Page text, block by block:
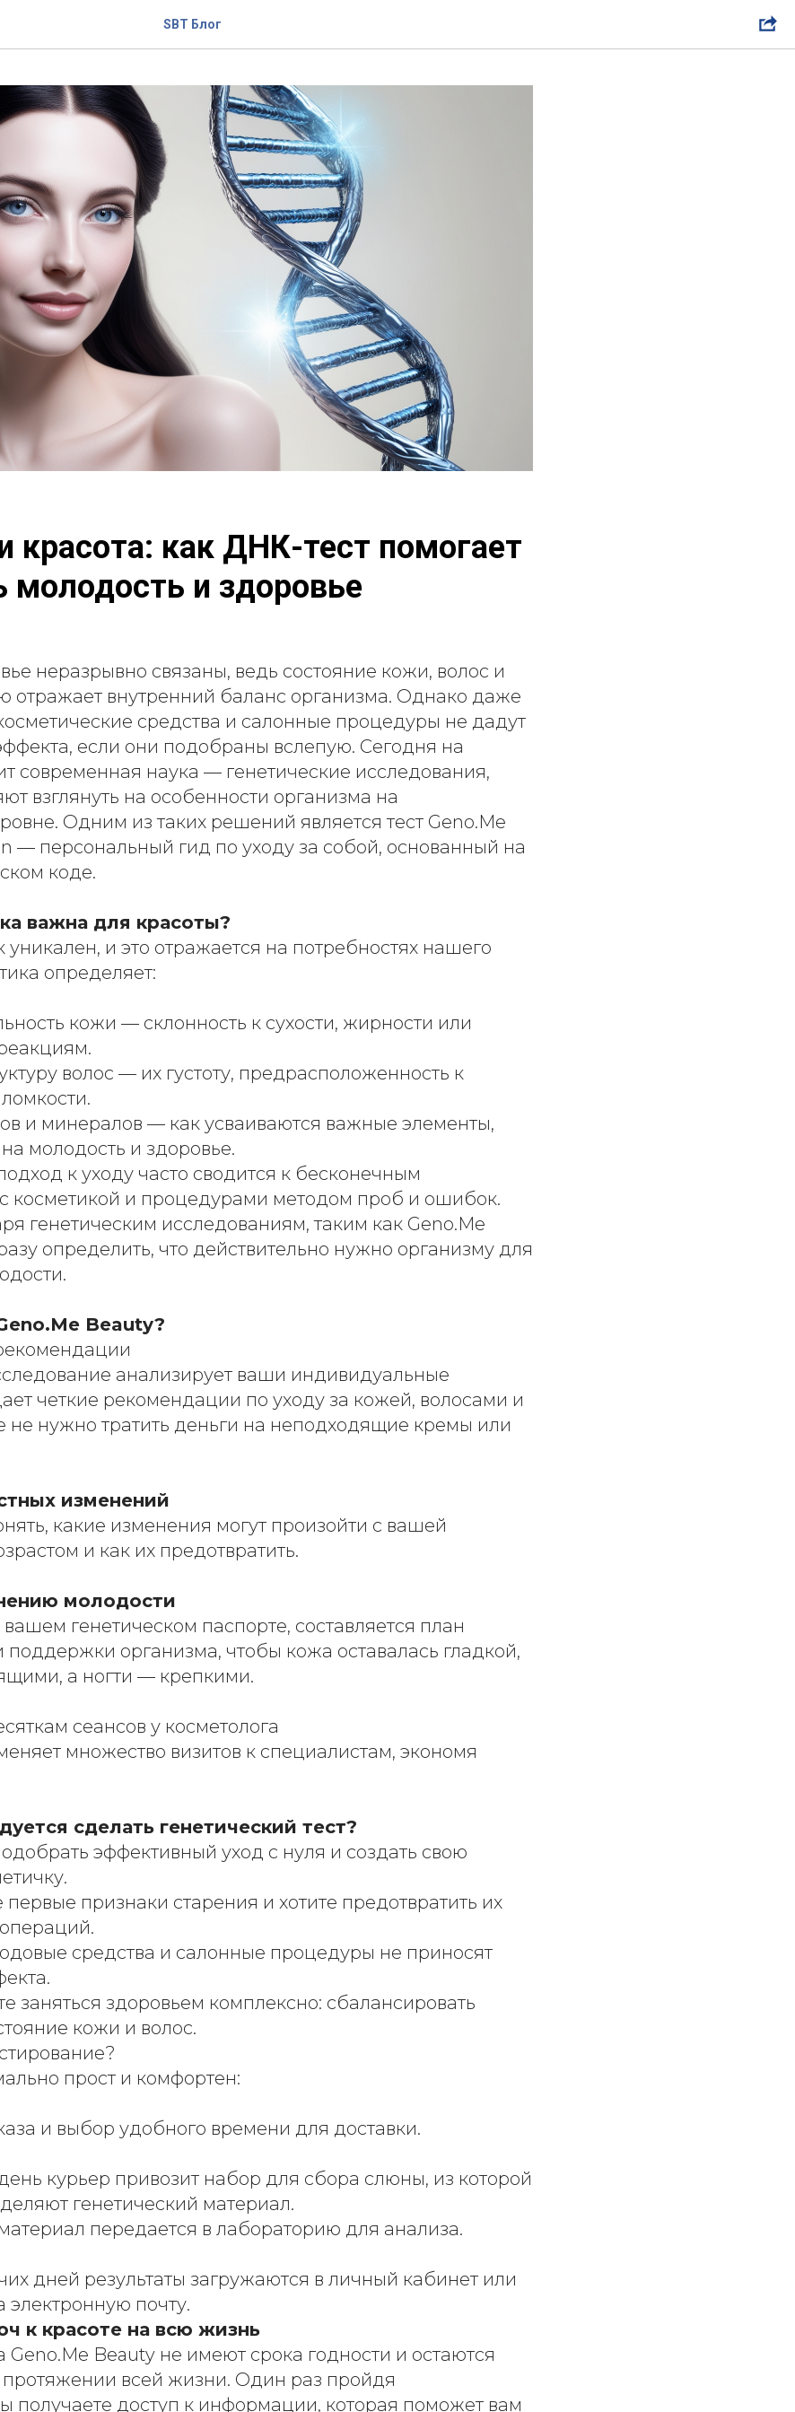
SBT Блог
красота: как ДНК-тест помогает
молодость и здоровье
неразрывно связаны, ведь состояние кожи, волос и
отражает внутренний баланс организма. Однако даже
средства и салонные процедуры не дадут
если они подобраны вслепую. Сегодня на
современная наука — генетические исследования,
взглянуть на особенности организма на
Одним из таких решений является тест Geno.Me
— персональный гид по уходу за собой, основанный на
коде.
важна для красоты?
и это отражается на потребностях нашего
определяет:
кожи — склонность к сухости, жирности или
волос — их густоту, предрасположенность к
и минералов — как усваиваются важные элементы,
молодость и здоровье.
к уходу часто сводится к бесконечным
косметикой и процедурами методом проб и ошибок.
генетическим исследованиям, таким как Geno.Me
определить, что действительно нужно организму для
Beauty?
анализирует ваши индивидуальные
четкие рекомендации по уходу за кожей, волосами и
не нужно тратить деньги на неподходящие кремы или
изменений
какие изменения могут произойти с вашей
и как их предотвратить.
молодости
генетическом паспорте, составляется план
поддержки организма, чтобы кожа оставалась гладкой,
а ногти — крепкими.
сеансов у косметолога
множество визитов к специалистам, экономя
сделать генетический тест?
эффективный уход с нуля и создать свою
первые признаки старения и хотите предотвратить их
средства и салонные процедуры не приносят
заняться здоровьем комплексно: сбалансировать
кожи и волос.
прост и комфортен:
и выбор удобного времени для доставки.
курьер привозит набор для сбора слюны, из которой
генетический материал.
передается в лабораторию для анализа.
дней результаты загружаются в личный кабинет или
электронную почту.
к красоте на всю жизнь
Geno.Me Beauty не имеют срока годности и остаются
всей жизни. Один раз пройдя
получаете доступ к информации, которая поможет вам